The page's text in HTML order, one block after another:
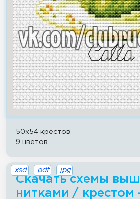
50x54 крестов
9 цветов
Скачать схемы
нитками / крестом
.xsd .pdf .jpg